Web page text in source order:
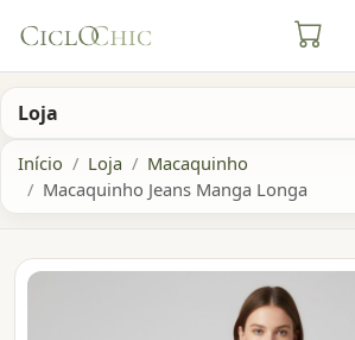
Loja
Início Loja
Macaquinho
Macaquinho Jeans Manga Longa